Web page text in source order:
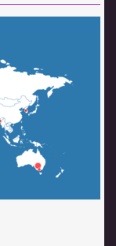
a.k.a Shogo
2026|Nahoru ↑